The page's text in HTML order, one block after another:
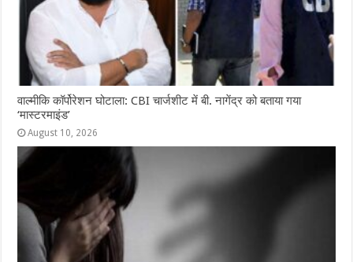
वाल्मीकि कॉर्पोरेशन घोटाला: CBI चार्जशीट में बी. नागेंद्र को बताया गया
‘मास्टरमाइंड’
August 10, 2026